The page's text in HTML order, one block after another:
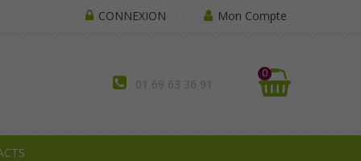
CONNEXION Mon Compte
01 69 63 36 91
0